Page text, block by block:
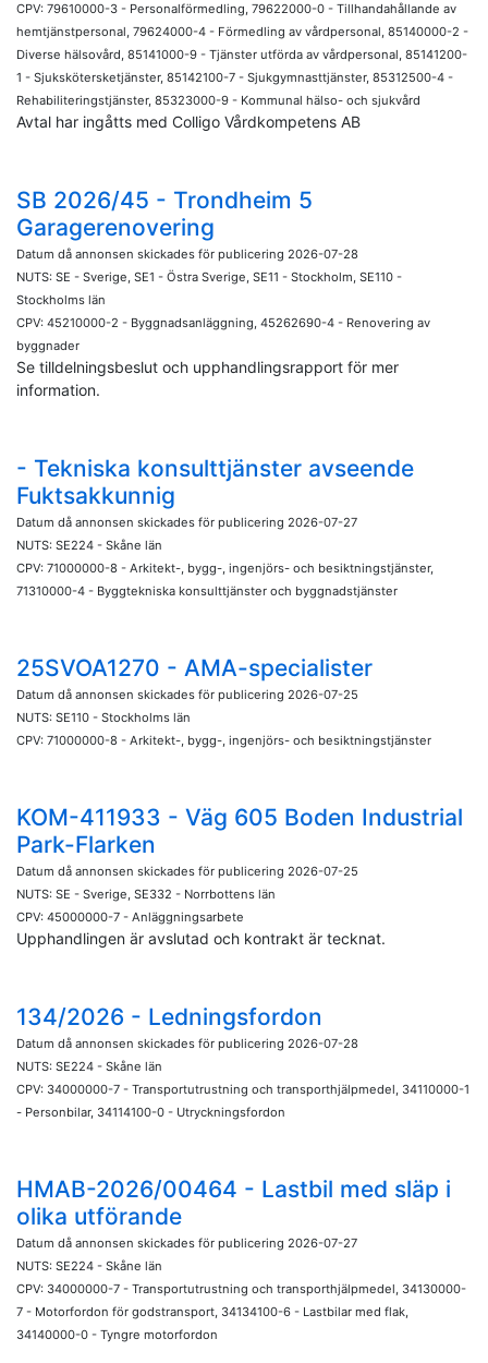
CPV: 79610000-3 - Personalförmedling, 79622000-0 - Tillhandahållande av
hemtjänstpersonal, 79624000-4 - Förmedling av vårdpersonal, 85140000-2 -
Diverse hälsovård, 85141000-9 - Tjänster utförda av vårdpersonal, 85141200-
1 - Sjukskötersketjänster, 85142100-7 - Sjukgymnasttjänster, 85312500-4 -
Rehabiliteringstjänster, 85323000-9 - Kommunal hälso- och sjukvård
Avtal har ingåtts med Colligo Vårdkompetens AB
SB 2026/45 - Trondheim 5
Garagerenovering
Datum då annonsen skickades för publicering 2026-07-28
NUTS: SE - Sverige, SE1 - Östra Sverige, SE11 - Stockholm, SE110 -
Stockholms län
CPV: 45210000-2 - Byggnadsanläggning, 45262690-4 - Renovering av
byggnader
Se tilldelningsbeslut och upphandlingsrapport för mer
information.
- Tekniska konsulttjänster avseende
Fuktsakkunnig
Datum då annonsen skickades för publicering 2026-07-27
NUTS: SE224 - Skåne län
CPV: 71000000-8 - Arkitekt-, bygg-, ingenjörs- och besiktningstjänster,
71310000-4 - Byggtekniska konsulttjänster och byggnadstjänster
25SVOA1270 - AMA-specialister
Datum då annonsen skickades för publicering 2026-07-25
NUTS: SE110 - Stockholms län
CPV: 71000000-8 - Arkitekt-, bygg-, ingenjörs- och besiktningstjänster
KOM-411933 - Väg 605 Boden Industrial
Park-Flarken
Datum då annonsen skickades för publicering 2026-07-25
NUTS: SE - Sverige, SE332 - Norrbottens län
CPV: 45000000-7 - Anläggningsarbete
Upphandlingen är avslutad och kontrakt är tecknat.
134/2026 - Ledningsfordon
Datum då annonsen skickades för publicering 2026-07-28
NUTS: SE224 - Skåne län
CPV: 34000000-7 - Transportutrustning och transporthjälpmedel, 34110000-1
- Personbilar, 34114100-0 - Utryckningsfordon
HMAB-2026/00464 - Lastbil med släp i
olika utförande
Datum då annonsen skickades för publicering 2026-07-27
NUTS: SE224 - Skåne län
CPV: 34000000-7 - Transportutrustning och transporthjälpmedel, 34130000-
7 - Motorfordon för godstransport, 34134100-6 - Lastbilar med flak,
34140000-0 - Tyngre motorfordon